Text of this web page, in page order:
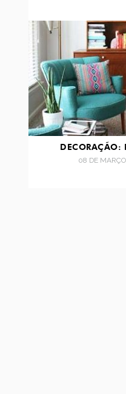
DECORAÇÃO:
08 DE